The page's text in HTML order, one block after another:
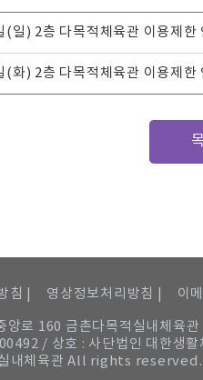
일) 2층 다목적체육관 이용제한
화) 2층 다목적체육관 이용제한
침 | 영상정보처리방침 | 이
로 160 금촌다목적실내체육관
/ 상호 : 사단법인 대한생
내체육관 All rights reserved.